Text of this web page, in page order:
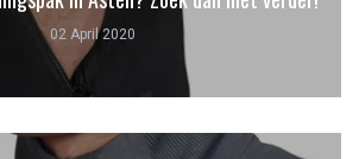
02 April 2020